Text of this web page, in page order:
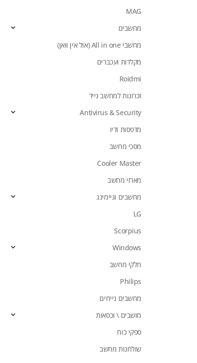
MAG
מחשבים
מחשבי All in one (אול אין וואן)
מקלדות ועכברים
Roidmi
זכרונות למחשב נייד
Antivirus & Security
מדפסות ודיו
מסכי מחשב
Cooler Master
מארזי מחשב
מחשבים וגיימינג
LG
Scorpius
Windows
חלקי מחשב
Philips
מחשבים נייחים
מושבים \ וכסאות
ספקי כוח
שולחנות מחשב